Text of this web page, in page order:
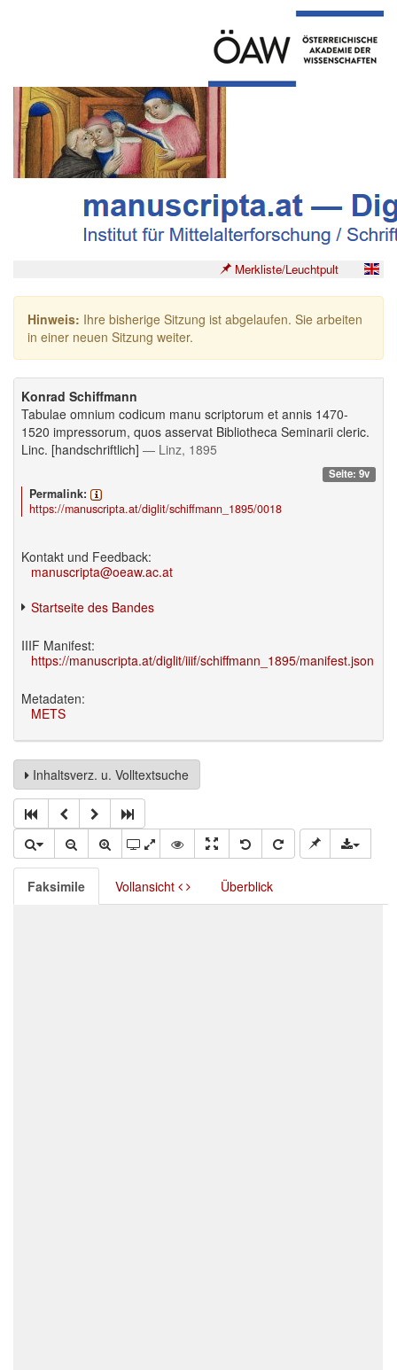
Merkliste/Leuchtpult
Hinweis: Ihre bisherige Sitzung ist abgelaufen. Sie arbeiten
in einer neuen Sitzung weiter.
Konrad Schiffmann
Tabulae omnium codicum manu scriptorum et annis 1470-
1520 impressorum, quos asservat Bibliotheca Seminarii cleric.
Linc. [handschriftlich] — Linz, 1895
Seite: 9v
Permalink:
https://manuscripta.at/diglit/schiffmann_1895/0018
Kontakt und Feedback:
manuscripta@oeaw.ac.at
Startseite des Bandes
IIIF Manifest:
https://manuscripta.at/diglit/iiif/schiffmann_1895/manifest.json
Metadaten:
METS
Inhaltsverz. u. Volltextsuche
Faksimile Vollansicht Überblick